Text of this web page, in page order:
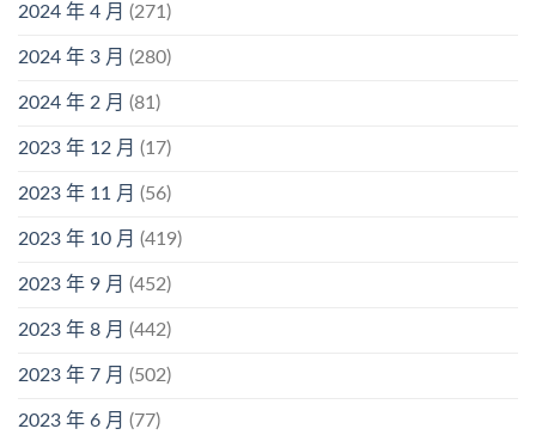
2024 年 4 月 (271)
2024 年 3 月 (280)
2024 年 2 月 (81)
2023 年 12 月 (17)
2023 年 11 月 (56)
2023 年 10 月 (419)
2023 年 9 月 (452)
2023 年 8 月 (442)
2023 年 7 月 (502)
2023 年 6 月 (77)